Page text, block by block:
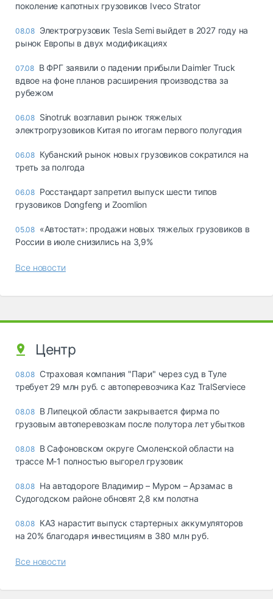
поколение капотных грузовиков Iveco Strator
08.08 Электрогрузовик Tesla Semi выйдет в 2027 году на
рынок Европы в двух модификациях
07.08 В ФРГ заявили о падении прибыли Daimler Truck
вдвое на фоне планов расширения производства за
рубежом
06.08 Sinotruk возглавил рынок тяжелых
электрогрузовиков Китая по итогам первого полугодия
06.08 Кубанский рынок новых грузовиков сократился на
треть за полгода
06.08 Росстандарт запретил выпуск шести типов
грузовиков Dongfeng и Zoomlion
05.08 «Автостат»: продажи новых тяжелых грузовиков в
России в июле снизились на 3,9%
Все новости
Центр
08.08 Страховая компания "Пари" через суд в Туле
требует 29 млн руб. с автоперевозчика Kaz TralServiece
08.08 В Липецкой области закрывается фирма по
грузовым автоперевозкам после полутора лет убытков
08.08 В Сафоновском округе Смоленской области на
трассе М-1 полностью выгорел грузовик
08.08 На автодороге Владимир – Муром – Арзамас в
Судогодском районе обновят 2,8 км полотна
08.08 КАЗ нарастит выпуск стартерных аккумуляторов
на 20% благодаря инвестициям в 380 млн руб.
Все новости